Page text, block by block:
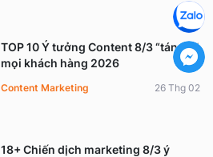
TOP 10 Ý tưởng Content 8/3 “tán đổ”
mọi khách hàng 2026
Content Marketing 26 Thg 02
18+ Chiến dịch marketing 8/3 ý